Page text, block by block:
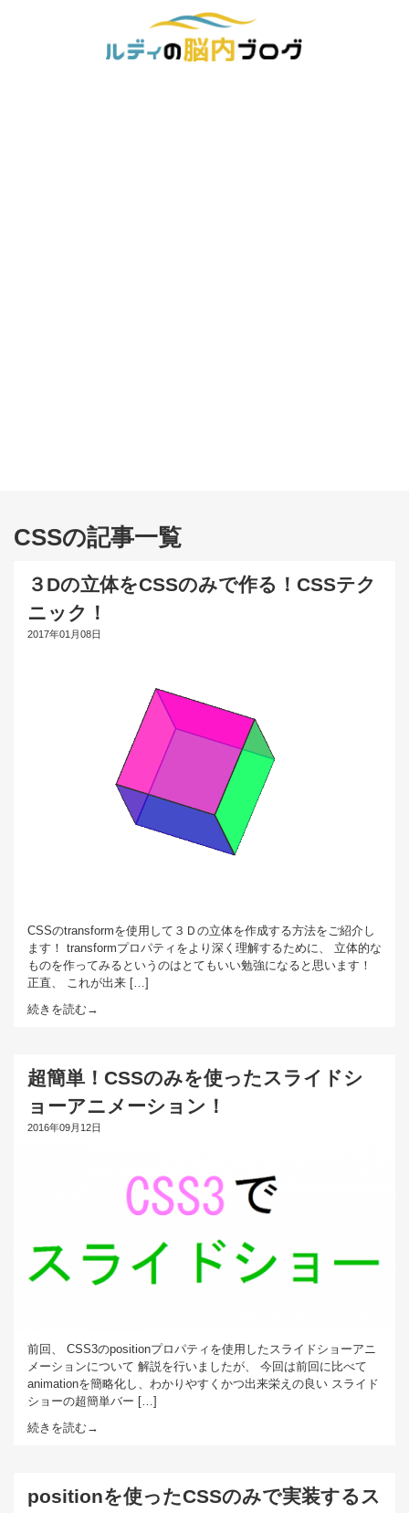
CSSの記事一覧
３Dの立体をCSSのみで作る！CSSテク
ニック！
2017年01月08日
CSSのtransformを使用して３Ｄの立体を作成する方法をご紹介し
ます！ transformプロパティをより深く理解するために、 立体的な
ものを作ってみるというのはとてもいい勉強になると思います！
正直、 これが出来 […]
続きを読む→
超簡単！CSSのみを使ったスライドシ
ョーアニメーション！
2016年09月12日
前回、 CSS3のpositionプロパティを使用したスライドショーアニ
メーションについて 解説を行いましたが、 今回は前回に比べて
animationを簡略化し、わかりやすくかつ出来栄えの良い スライド
ショーの超簡単バー […]
続きを読む→
positionを使ったCSSのみで実装するス